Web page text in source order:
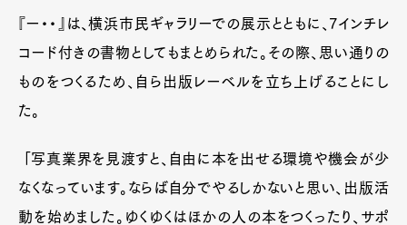
『ー・・』は、横浜市民ギャラリーでの展示とともに、7インチレ
コード付きの書物としてもまとめられた。その際、思い通りの
ものをつくるため、自ら出版レーベルを立ち上げることにし
た。
「写真業界を見渡すと、自由に本を出せる環境や機会が少
なくなっています。ならば自分でやるしかないと思い、出版活
動を始めました。ゆくゆくはほかの人の本をつくったり、サポ